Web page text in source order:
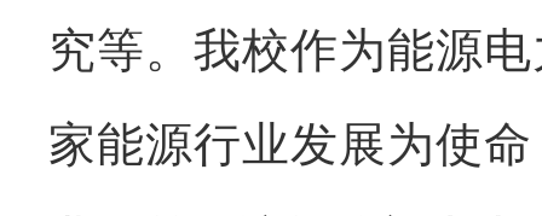
究等。我校作为能源
家能源行业发展为使